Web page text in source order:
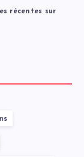
récentes sur